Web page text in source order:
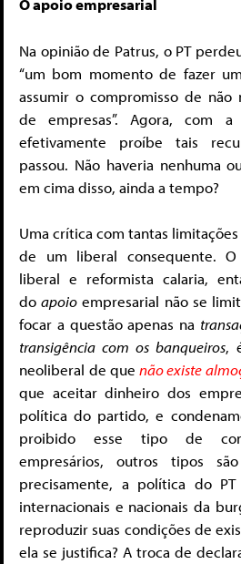
O apoio empresarial
Na opinião de Patrus, o PT
“um bom momento de fazer
assumir o compromisso de não
de empresas”. Agora, com
efetivamente proíbe tais
passou. Não haveria nenhuma
em cima disso, ainda a tempo?
Uma crítica com tantas
de um liberal consequente.
liberal e reformista calaria,
doapoio empresarial não se
focar a questão apenas na
transigência com os banqueiros,
neoliberal de que não existe
que aceitar dinheiro dos
política do partido, e
proibido esse tipo de
empresários, outros tipos
precisamente, a política do
internacionais e nacionais da
reproduzir suas condições de
ela se justifica? A troca de